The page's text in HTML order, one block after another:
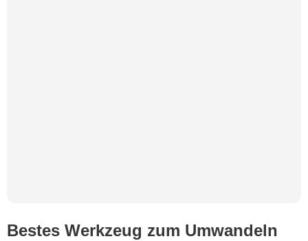
Bestes Werkzeug zum Umwandeln